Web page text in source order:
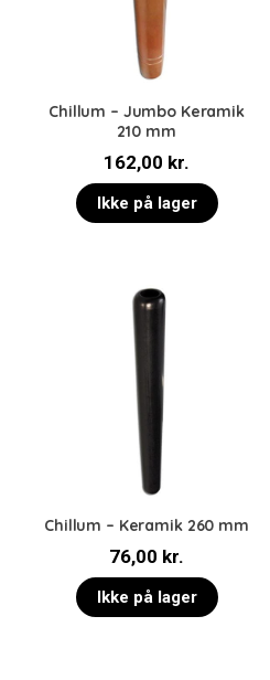
Chillum – Jumbo Keramik
210 mm
162,00 kr.
Ikke på lager
Chillum – Keramik 260 mm
76,00 kr.
Ikke på lager